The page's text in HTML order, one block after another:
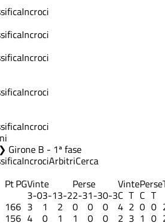
Incroci
Incroci
Incroci
Incroci
Incroci
Girone B - 1ª fase
IncrociArbitriCerca
PtPGVinte Perse VintePerse
3-03-13-22-31-30-3C T C T
166 3 1 2 0 0 0 4 2 0 0
156 4 0 1 1 0 0 2 3 1 0